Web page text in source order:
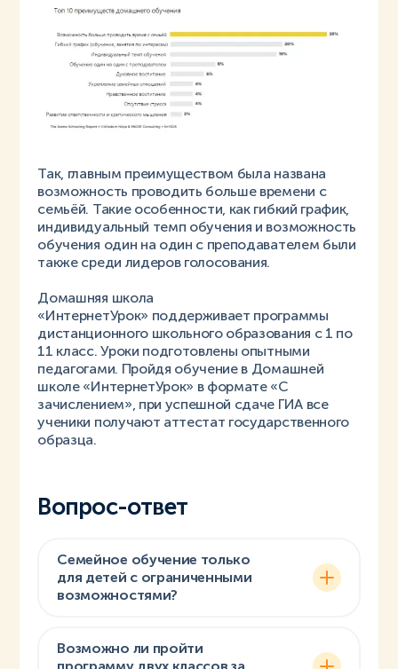
Так, главным преимуществом была названа
возможность проводить больше времени с
семьёй. Такие особенности, как гибкий график,
индивидуальный темп обучения и возможность
обучения один на один с преподавателем были
также среди лидеров голосования.
Домашняя школа
«ИнтернетУрок» поддерживает программы
дистанционного школьного образования с 1 по
11 класс. Уроки подготовлены опытными
педагогами. Пройдя обучение в Домашней
школе «ИнтернетУрок» в формате «С
зачислением», при успешной сдаче ГИА все
ученики получают аттестат государственного
образца.
Вопрос-ответ
Семейное обучение только
для детей с ограниченными
возможностями?
Возможно ли пройти
программу двух классов за